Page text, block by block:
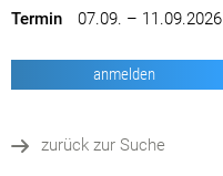
Termin
07.09. – 11.09.2026
anmelden
zurück zur Suche